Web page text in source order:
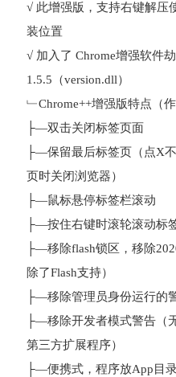
√ 此增强版，支持右键解压
装位置
√ 加入了 Chrome增强软件
1.5.5（version.dll）
﹂Chrome++增强版特点（
├—双击关闭标签页面
├—保留最后标签页（点X
页时关闭浏览器）
├—鼠标悬停标签栏滚动
├—按住右键时滚轮滚动标
├—移除flash锁区，移除
除了Flash支持）
├—移除管理员身份运行的
├—移除开发者模式警告（
第三方扩展程序）
├—便携式，程序放App目